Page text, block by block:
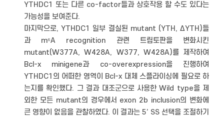
YTHDC1 또는 다른 co-factor들과 상호작용 할 수도 있다는
가능성을 보여준다.
마지막으로, YTHDC1 일부 결실된 mutant (YTH, ΔYTH)들
과 m⁶A recognition 관련 트립토판을 변화시킨
mutant(W377A, W428A, W377, W428A)를 제작하여
Bcl-x minigene과 co-overexpression을 진행하여
YTHDC1의 어떠한 영역이 Bcl-x 대체 스플라이싱에 필요로 하
는지를 확인했다. 그 결과 대조군으로 사용한 Wild type을 제
외한 모든 mutant의 경우에서 exon 2b inclusion의 변화에
큰 영향이 없음을 관찰하였다. 이 결과는 5’ SS 선택을 조절하기